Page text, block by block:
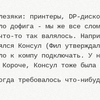
принтеры, DP-
дофига - мы же все
то так валялось.
Консул (Фил
к компу подключать.
Консул тоже
требовалось что-